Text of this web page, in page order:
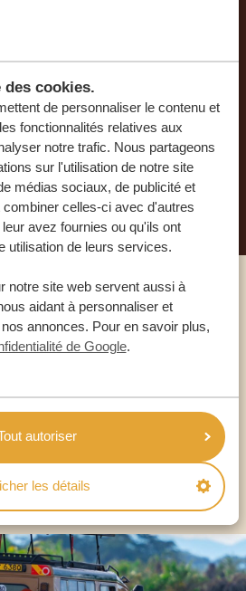
cookies.
de personnaliser le contenu et
fonctionnalités relatives aux
notre trafic. Nous partageons
sur l'utilisation de notre site
médias sociaux, de publicité et
celles-ci avec d'autres
avez fournies ou qu'ils ont
utilisation de leurs services.
notre site web servent aussi à
aidant à personnaliser et
annonces. Pour en savoir plus,
de Google.
autoriser
les détails
créer votre
sur mesure
DEVIS GRATUIT, SANS
VOTRE AVENTURE
un expert
SONT LÀ POUR VOUS
PAYS